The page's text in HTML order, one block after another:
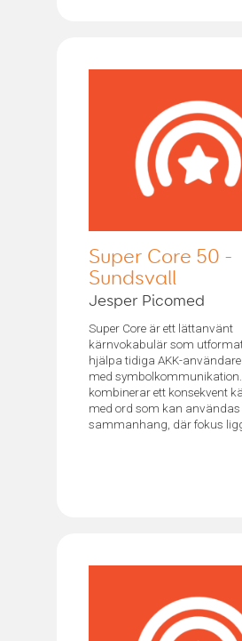
Super Core 50 -
Sundsvall
Jesper Picomed
Super Core är ett lättanvänt
kärnvokabulär som
hjälpa tidiga AKK-
med symbolkommunikation.
kombinerar ett konsekvent
med ord som kan
sammanhang, där fokus